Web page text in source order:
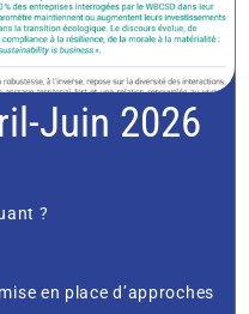
Juin 2026
?
en place d’approches